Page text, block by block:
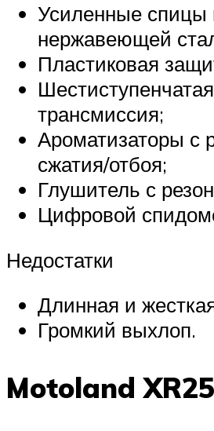
Усиленные спицы
нержавеющей
Пластиковая
Шестиступенчатая
трансмиссия;
Ароматизаторы с
сжатия/отбоя;
Глушитель с
Цифровой
Недостатки
Длинная и
Громкий выхлоп.
Motoland